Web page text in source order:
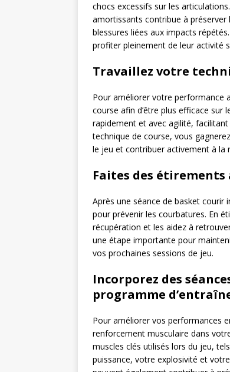
chocs excessifs sur les
amortissants contribue à
blessures liées aux impacts
profiter pleinement de leur activité
Travaillez votre
Pour améliorer votre performance
course afin d’être plus efficace sur
rapidement et avec agilité,
technique de course, vous
le jeu et contribuer activement à la
Faites des
Après une séance de basket courir
pour prévenir les courbatures. En
récupération et les aidez à
une étape importante pour
vos prochaines sessions de jeu.
Incorporez des
programme
Pour améliorer vos performances
renforcement musculaire dans
muscles clés utilisés lors du jeu,
puissance, votre explosivité et